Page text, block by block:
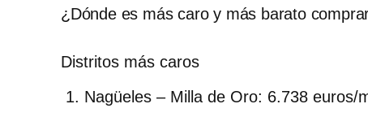
¿Dónde es más caro y más barato
Distritos más caros
Nagüeles – Milla de Oro: 6.738 euros/